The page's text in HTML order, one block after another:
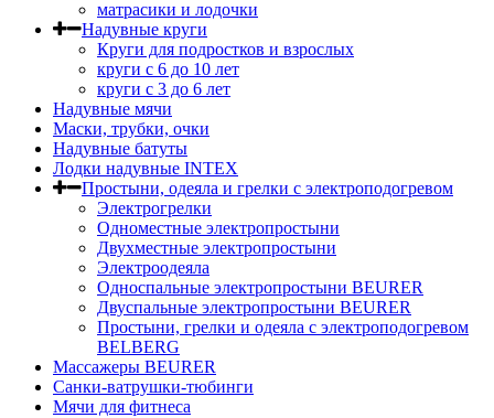
матрасики и лодочки
Надувные круги
Круги для подростков и взрослых
круги с 6 до 10 лет
круги c 3 до 6 лет
Надувные мячи
Маски, трубки, очки
Надувные батуты
Лодки надувные INTEX
Простыни, одеяла и грелки с электроподогревом
Электрогрелки
Одноместные электропростыни
Двухместные электропростыни
Электроодеяла
Односпальные электропростыни BEURER
Двуспальные электропростыни BEURER
Простыни, грелки и одеяла с электроподогревом
BELBERG
Массажеры BEURER
Санки-ватрушки-тюбинги
Мячи для фитнеса